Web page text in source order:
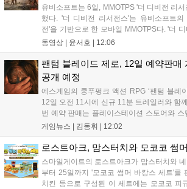
유비소프트는 6일, MMOTPS '더 디비전 리서
했다. '더 디비전 리서전스'는 유비소프트의
전'을 기반으로 한 모바일 MMOTPS다. '더
사이의 시기를 배경으로 하고 있으며, 완전히
의 디비전 요원이 되어...
동영상 | 윤서호 12:06
팬텀 블레이드 제로, 12일 예약판
공개 예정
에스게임의 쿵푸펑크 액션 RPG ‘팬텀 블레
12일 오전 11시에 신규 11분 트레일러와 함
번 예약 판매는 플레이스테이션 스토어와 스
진행되며, 개발이 완료된 게임은 10월 29일
콤보 액션과 세미 오픈월드 환경을 특징으로
게임뉴스 | 김동휘 12:02
로스트아크, 맘스터치와 모코코 썸
스마일게이트의 로스트아크가 맘스터치와
부터 25일까지 '모코코 썸머 바캉스 세트'를
치킨 등으로 구성된 이 세트에는 모코코 피